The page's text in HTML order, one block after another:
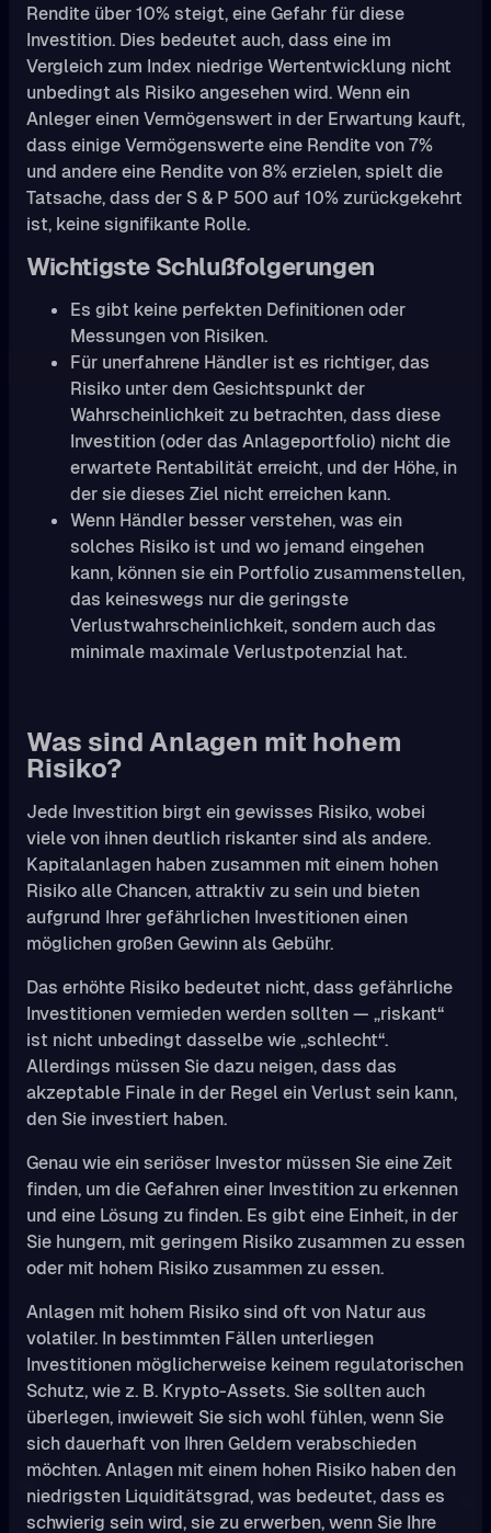
Rendite über 10% steigt, eine Gefahr für diese
Investition. Dies bedeutet auch, dass eine im
Vergleich zum Index niedrige Wertentwicklung nicht
unbedingt als Risiko angesehen wird. Wenn ein
Anleger einen Vermögenswert in der Erwartung kauft,
dass einige Vermögenswerte eine Rendite von 7%
und andere eine Rendite von 8% erzielen, spielt die
Tatsache, dass der S & P 500 auf 10% zurückgekehrt
ist, keine signifikante Rolle.
Wichtigste Schlußfolgerungen
Es gibt keine perfekten Definitionen oder
Messungen von Risiken.
Für unerfahrene Händler ist es richtiger, das
Risiko unter dem Gesichtspunkt der
Wahrscheinlichkeit zu betrachten, dass diese
Investition (oder das Anlageportfolio) nicht die
erwartete Rentabilität erreicht, und der Höhe, in
der sie dieses Ziel nicht erreichen kann.
Wenn Händler besser verstehen, was ein
solches Risiko ist und wo jemand eingehen
kann, können sie ein Portfolio zusammenstellen,
das keineswegs nur die geringste
Verlustwahrscheinlichkeit, sondern auch das
minimale maximale Verlustpotenzial hat.
Was sind Anlagen mit hohem
Risiko?
Jede Investition birgt ein gewisses Risiko, wobei
viele von ihnen deutlich riskanter sind als andere.
Kapitalanlagen haben zusammen mit einem hohen
Risiko alle Chancen, attraktiv zu sein und bieten
aufgrund Ihrer gefährlichen Investitionen einen
möglichen großen Gewinn als Gebühr.
Das erhöhte Risiko bedeutet nicht, dass gefährliche
Investitionen vermieden werden sollten — „riskant“
ist nicht unbedingt dasselbe wie „schlecht“.
Allerdings müssen Sie dazu neigen, dass das
akzeptable Finale in der Regel ein Verlust sein kann,
den Sie investiert haben.
Genau wie ein seriöser Investor müssen Sie eine Zeit
finden, um die Gefahren einer Investition zu erkennen
und eine Lösung zu finden. Es gibt eine Einheit, in der
Sie hungern, mit geringem Risiko zusammen zu essen
oder mit hohem Risiko zusammen zu essen.
Anlagen mit hohem Risiko sind oft von Natur aus
volatiler. In bestimmten Fällen unterliegen
Investitionen möglicherweise keinem regulatorischen
Schutz, wie z. B. Krypto-Assets. Sie sollten auch
überlegen, inwieweit Sie sich wohl fühlen, wenn Sie
sich dauerhaft von Ihren Geldern verabschieden
möchten. Anlagen mit einem hohen Risiko haben den
niedrigsten Liquiditätsgrad, was bedeutet, dass es
schwierig sein wird, sie zu erwerben, wenn Sie Ihre